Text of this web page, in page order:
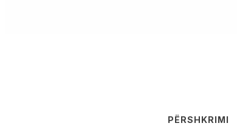
PËRSHKRIMI